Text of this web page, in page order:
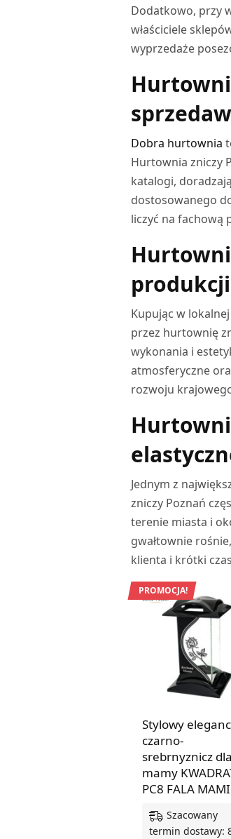
Dodatkowo, przy
właściciele
wyprzedaże
Dobra hurtownia
Hurtownia zniczy
katalogi,
dostosowanego
liczyć na fachową
produkcji
Kupując w
przez hurtownię
wykonania i
atmosferyczne
rozwoju
Jednym z
zniczy Poznań
terenie miasta i
gwałtownie
klienta i krótki
PROMOCJA!
Stylowy
czarno-
srebrnyznicz dla
mamy
PC8 FALA
Szacowany
termin dostawy: